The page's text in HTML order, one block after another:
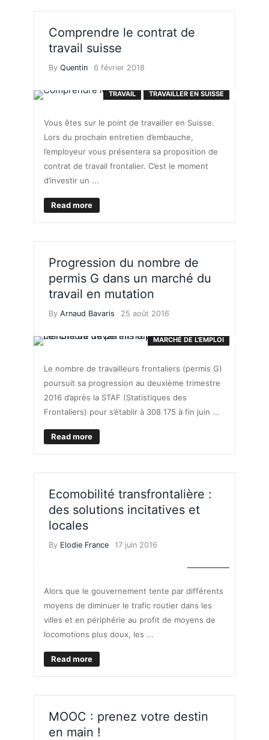
Comprendre le contrat de
travail suisse
By Quentin 6 février 2018
TRAVAIL TRAVAILLER EN SUISSE
Vous êtes sur le point de travailler en Suisse.
Lors du prochain entretien d’embauche,
l’employeur vous présentera sa proposition de
contrat de travail frontalier. C’est le moment
d’investir un ...
Read more
Progression du nombre de
permis G dans un marché du
travail en mutation
By Arnaud Bavaris 25 août 2016
MARCHÉ DE L'EMPLOI
Le nombre de travailleurs frontaliers (permis G)
poursuit sa progression au deuxième trimestre
2016 d’après la STAF (Statistiques des
Frontaliers) pour s’établir à 308 175 à fin juin ...
Read more
Ecomobilité transfrontalière :
des solutions incitatives et
locales
By Elodie France 17 juin 2016
Alors que le gouvernement tente par différents
moyens de diminuer le trafic routier dans les
villes et en périphérie au profit de moyens de
locomotions plus doux, les ...
Read more
MOOC : prenez votre destin
en main !